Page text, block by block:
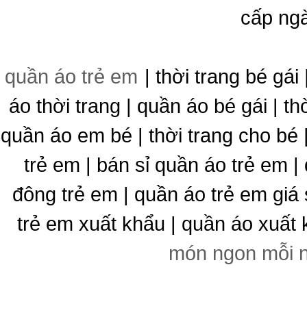
cấp
quần áo trẻ em | thời trang bé gái
áo thời trang | quần áo bé gái |
quần áo em bé | thời trang cho
trẻ em | bán sỉ quần áo trẻ em
đông trẻ em | quần áo trẻ em
trẻ em xuất khẩu | quần áo xuất
món ngon mỗi